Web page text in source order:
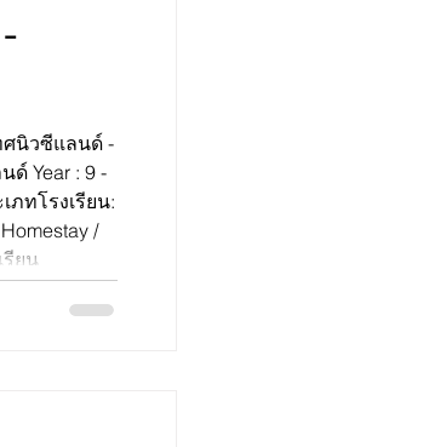
ศนิวซีแลนด์ -
ด์ Year : 9 -
/
ที่มีนักเรียน
สูตรที่ทัน